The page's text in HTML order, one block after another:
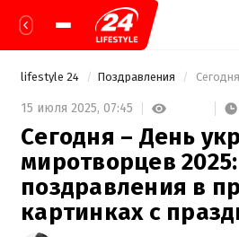
lifestyle 24 Поздравления
15 июля 2025, 07:45
Сегодня – День
миротворцев 2025:
поздравления в
картинках с